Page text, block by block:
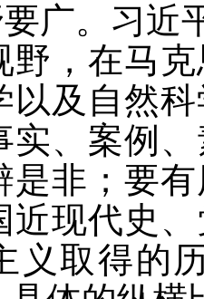
广。习近
野，在马
以及自然
实、案例
是非；要
近现代史
义取得的